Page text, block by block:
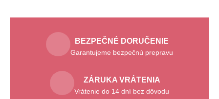
BEZPEČNÉ DORUČENIE
Garantujeme bezpečnú prepravu
ZÁRUKA VRÁTENIA
Vrátenie do 14 dní bez dôvodu